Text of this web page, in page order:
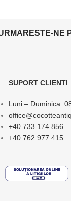
NE
SUPORT CLIENTI
Luni – Duminica:
+40 733 174 856
+40 762 977 415